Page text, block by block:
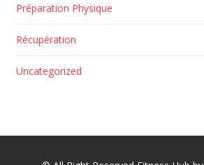
Préparation Physique
Récupération
Uncategorized